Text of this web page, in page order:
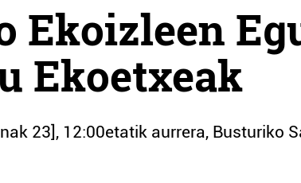
Ekoizleen
Ekoetxeak
23], 12:00etatik aurrera, Busturiko